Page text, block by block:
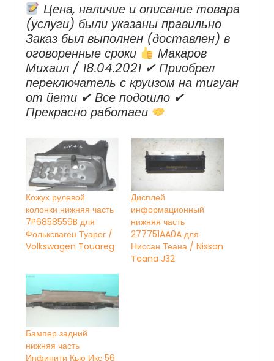
г.в. Цена, наличие и описание товара
(услуги) были указаны правильно
Заказ был выполнен (доставлен) в
оговоренные сроки
Макаров
Михаил / 18.04.2021 ✔ Приобрел
переключатель с круизом на тигуан
от йети ✔ Все подошло ✔
Прекрасно работаеи
Кожух рулевой
колонки нижняя часть
7P6858559B для
Фольксваген Туарег /
Volkswagen Touareg
Дисплей
информационный
нижняя часть
277751AA0A для
Ниссан Теана / Nissan
Teana J32
Бампер задний
нижняя часть
Инфинити Кью Икс 56